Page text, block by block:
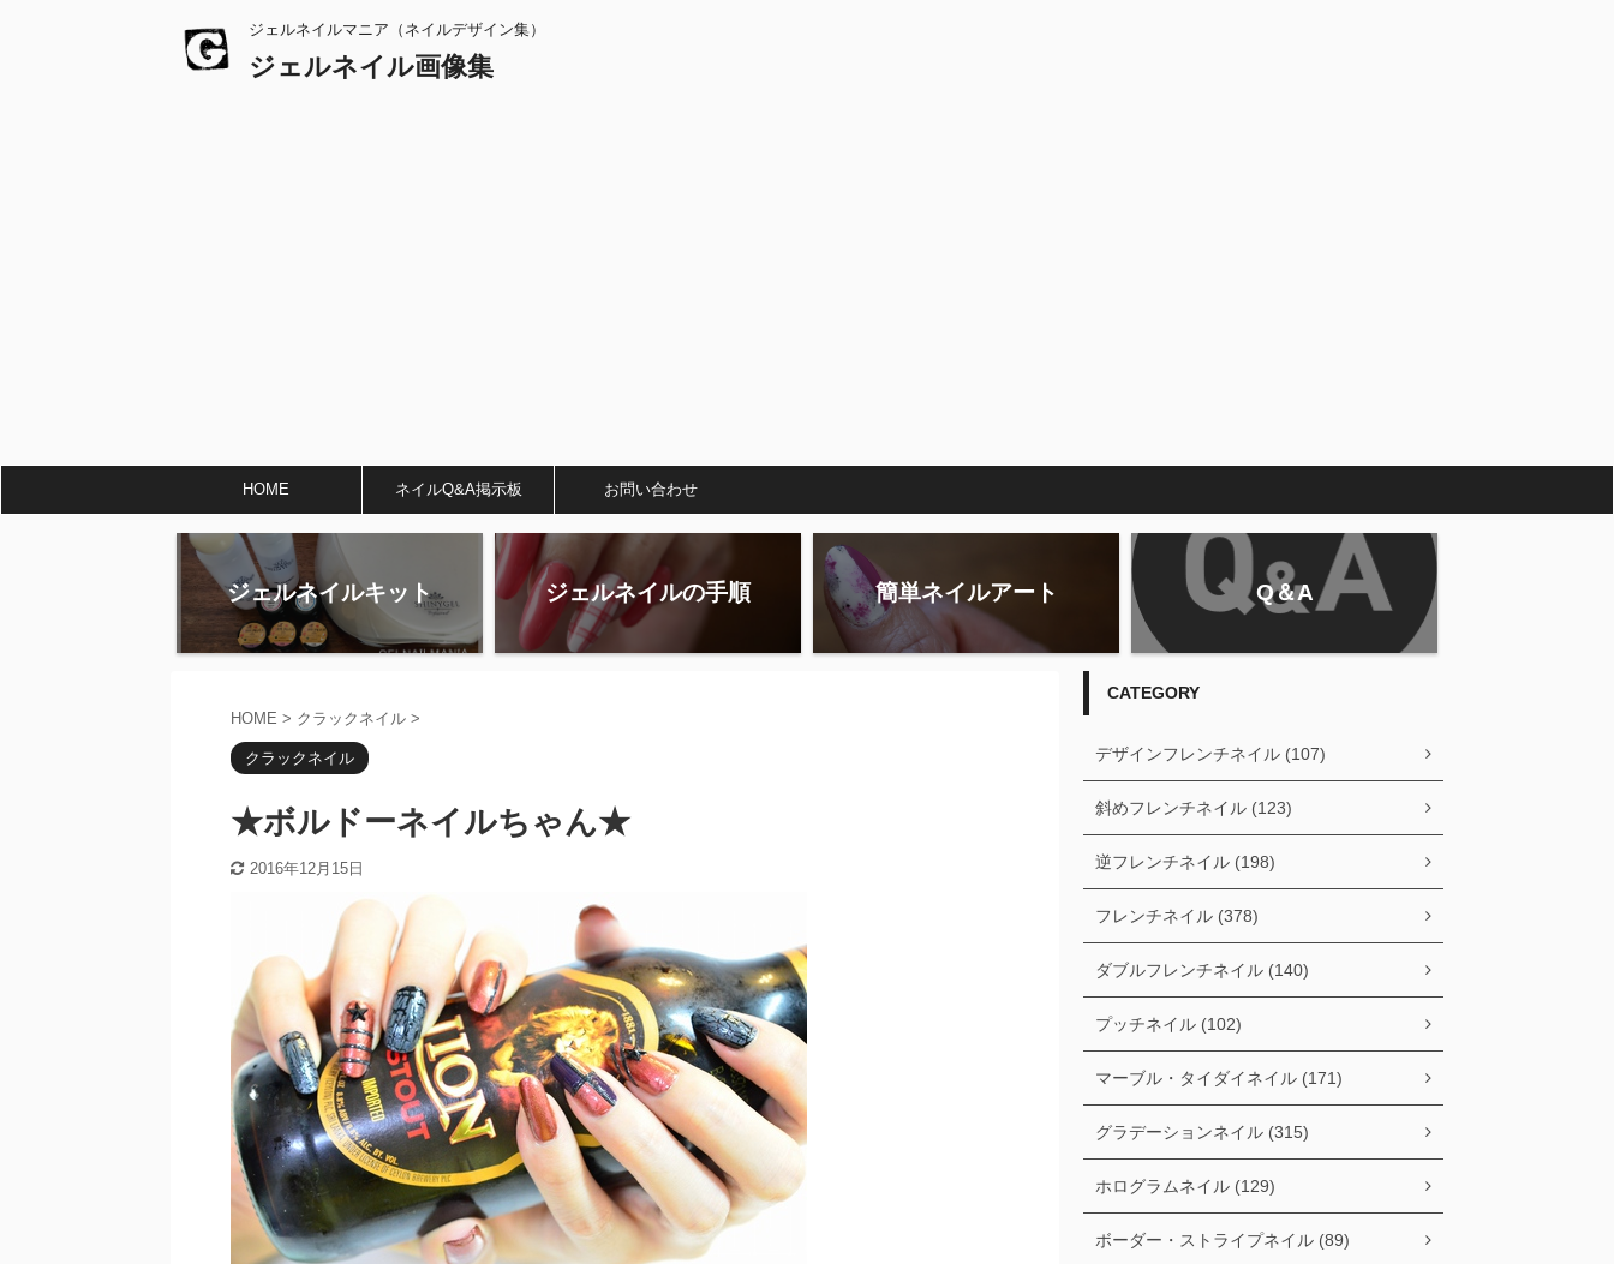
ジェルネイルマニア（ネイルデザイン集）
ジェルネイル画像集
HOME ネイルQ&A掲示板 お問い合わせ
ジェルネイルキット ジェルネイルの手順 簡単ネイルアート Q＆A
HOME > クラックネイル >
クラックネイル
★ボルドーネイルちゃん★
2016年12月15日
CATEGORY
デザインフレンチネイル (107)
斜めフレンチネイル (123)
逆フレンチネイル (198)
フレンチネイル (378)
ダブルフレンチネイル (140)
プッチネイル (102)
マーブル・タイダイネイル (171)
グラデーションネイル (315)
ホログラムネイル (129)
ボーダー・ストライプネイル (89)